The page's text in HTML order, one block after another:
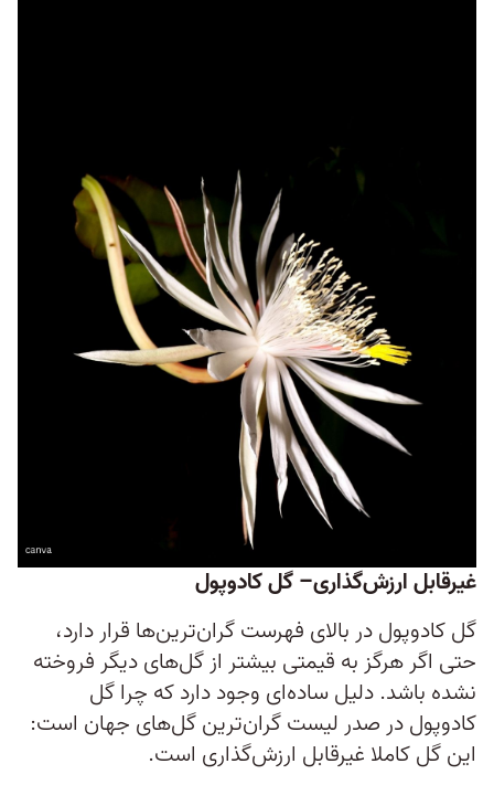
غیرقابل ارزش‌گذاری– گل کادوپول
گل کادوپول در بالای فهرست گران‌ترین‌ها قرار دارد،
حتی اگر هرگز به قیمتی بیشتر از گل‌های دیگر فروخته
نشده باشد. دلیل ساده‌ای وجود دارد که چرا گل
کادوپول در صدر لیست گران‌ترین گل‌های جهان است:
این گل کاملا غیرقابل ارزش‌گذاری است.